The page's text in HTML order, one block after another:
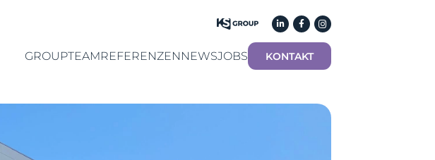
GROUPTEAMREFERENZEN NEWSJOBS KONTAKT